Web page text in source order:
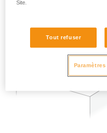
Site.
Tout refuser